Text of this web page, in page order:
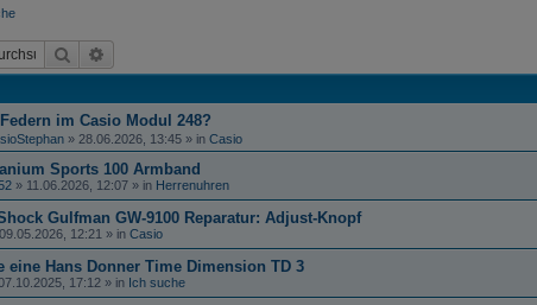
Suche
im Casio Modul 248?
» 28.06.2026, 13:45 » in Casio
Sports 100 Armband
» 11.06.2026, 12:07 » in Herrenuhren
Gulfman GW-9100 Reparatur: Adjust-Knopf
09.05.2026, 12:21 » in Casio
eine Hans Donner Time Dimension TD 3
17:12 » in Ich suche